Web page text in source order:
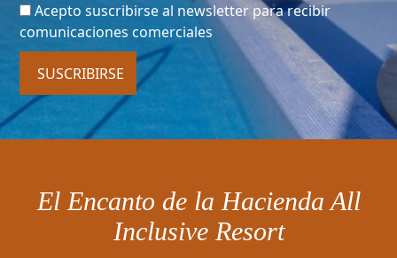
Acepto suscribirse al newsletter para recibir
comunicaciones comerciales
SUSCRIBIRSE
El Encanto de la Hacienda All
Inclusive Resort